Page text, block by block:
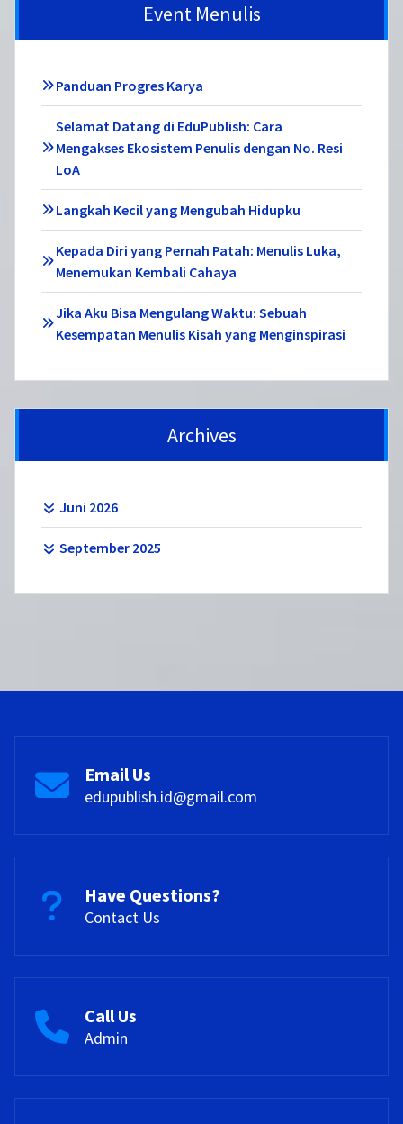
Event Menulis
Panduan Progres Karya
Selamat Datang di EduPublish: Cara
Mengakses Ekosistem Penulis dengan No. Resi
LoA
Langkah Kecil yang Mengubah Hidupku
Kepada Diri yang Pernah Patah: Menulis Luka,
Menemukan Kembali Cahaya
Jika Aku Bisa Mengulang Waktu: Sebuah
Kesempatan Menulis Kisah yang Menginspirasi
Archives
Juni 2026
September 2025
Email Us
edupublish.id@gmail.com
Have Questions?
Contact Us
Call Us
Admin